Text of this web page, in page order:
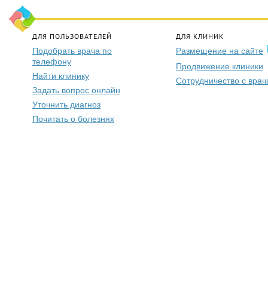
ДЛЯ ПОЛЬЗОВАТЕЛЕЙ
Подобрать врача по
телефону
Найти клинику
Задать вопрос онлайн
Уточнить диагноз
Почитать о болезнях
ДЛЯ КЛИНИК
Размещение на сайте
Продвижение клиники
Сотрудничество с